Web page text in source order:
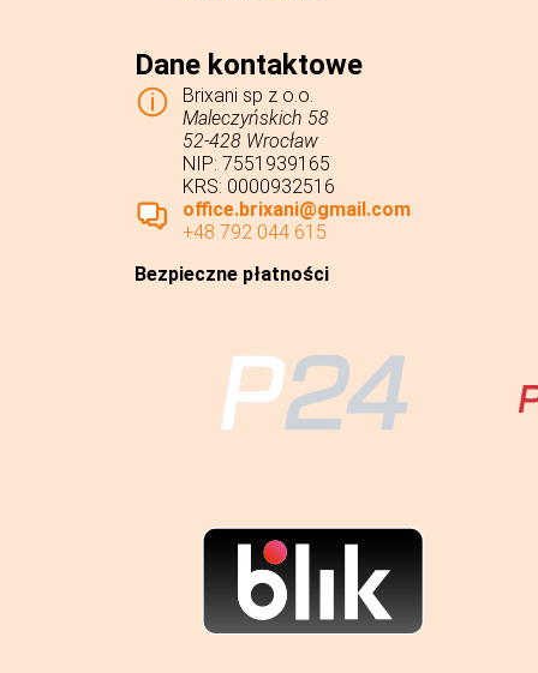
Dane kontaktowe
Brixani sp z o.o.
Maleczyńskich 58
52-428 Wrocław
NIP: 7551939165
KRS: 0000932516
office.brixani@gmail.com
+48 792 044 615
Bezpieczne płatności